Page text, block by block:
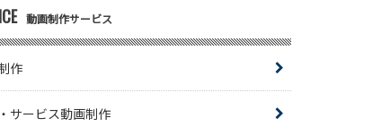
動画制作サービス
作
サービス動画制作